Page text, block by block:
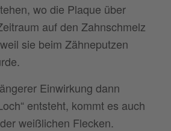
wo die Plaque über
auf den Zahnschmelz
sie beim Zähneputzen
Einwirkung dann
entsteht, kommt es auch
weißlichen Flecken.